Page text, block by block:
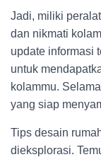
Jadi, miliki
dan nikmati
update informasi
untuk
kolammu.
yang siap
Tips desain
dieksplorasi.